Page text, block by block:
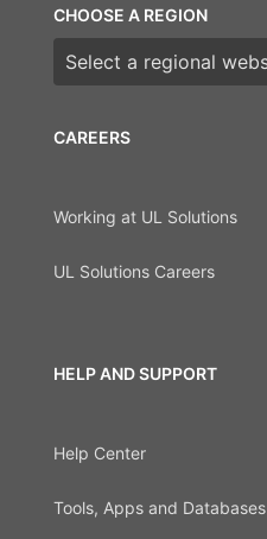
CAREERS
Working at UL Solutions
UL Solutions Careers
HELP AND SUPPORT
Help Center
Tools, Apps and Databases
CHOOSE A REGION
Choose a region